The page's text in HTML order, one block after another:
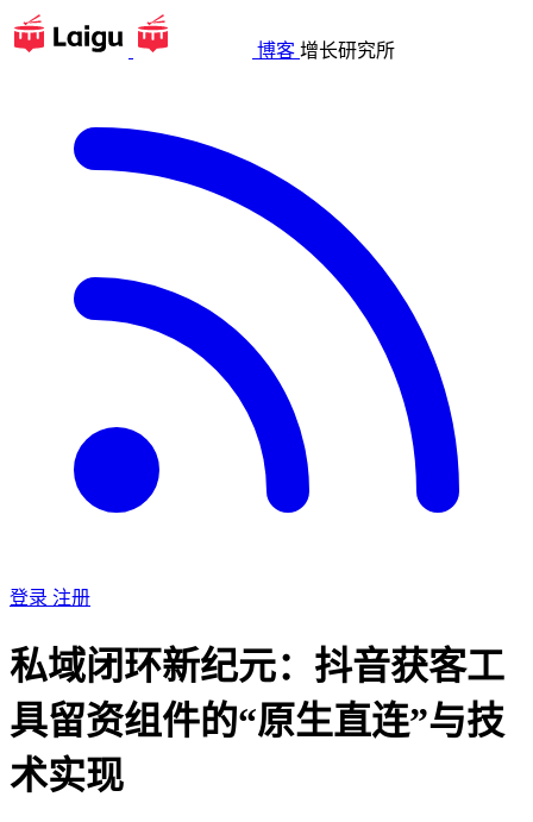
博客 增长研究所
登录 注册
私域闭环新纪元：抖音获客工
具留资组件的“原生直连”与技
术实现